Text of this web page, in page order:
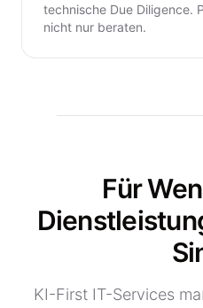
technische Due Diligence.
nicht nur beraten.
Für
KI-First IT-Services